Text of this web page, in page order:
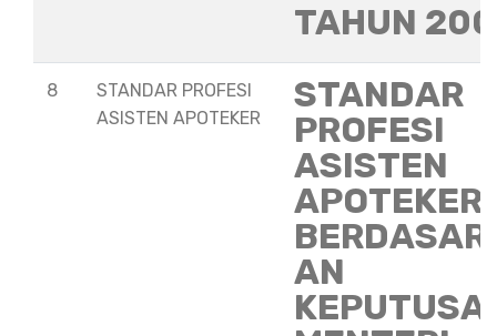
TAHUN
8
STANDAR PROFESI
ASISTEN APOTEKER
STANDAR
PROFESI
ASISTEN
APOTEKER
AN